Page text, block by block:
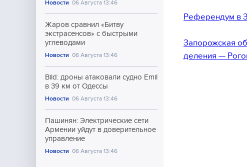
Новости 06 Августа 13:46
Жаров сравнил «Битву
экстрасенсов» с быстрыми
углеводами
Новости 06 Августа 13:46
Bild: дроны атаковали судно Emil
в 39 км от Одессы
Новости 06 Августа 13:46
Пашинян: Электрические сети
Армении уйдут в доверительное
управление
Новости 06 Августа 13:46
Референдум в
Запорожская
деления —